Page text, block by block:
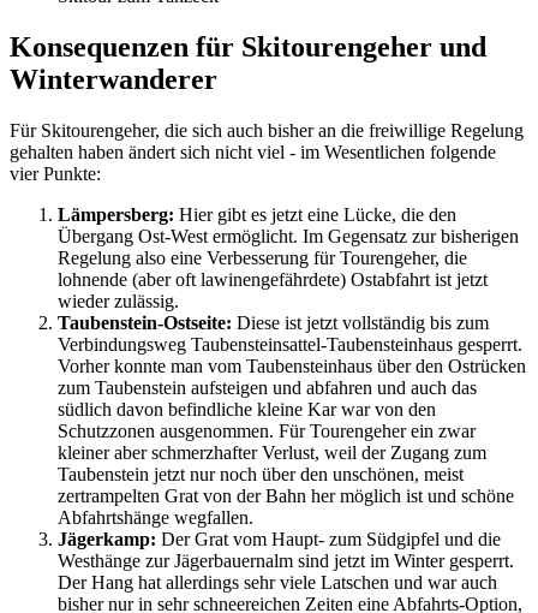
Konsequenzen für Skitourengeher und
Winterwanderer
Für Skitourengeher, die sich auch bisher an die freiwillige Regelung
gehalten haben ändert sich nicht viel - im Wesentlichen folgende
vier Punkte:
Lämpersberg: Hier gibt es jetzt eine Lücke, die den
Übergang Ost-West ermöglicht. Im Gegensatz zur bisherigen
Regelung also eine Verbesserung für Tourengeher, die
lohnende (aber oft lawinengefährdete) Ostabfahrt ist jetzt
wieder zulässig.
Taubenstein-Ostseite: Diese ist jetzt vollständig bis zum
Verbindungsweg Taubensteinsattel-Taubensteinhaus gesperrt.
Vorher konnte man vom Taubensteinhaus über den Ostrücken
zum Taubenstein aufsteigen und abfahren und auch das
südlich davon befindliche kleine Kar war von den
Schutzzonen ausgenommen. Für Tourengeher ein zwar
kleiner aber schmerzhafter Verlust, weil der Zugang zum
Taubenstein jetzt nur noch über den unschönen, meist
zertrampelten Grat von der Bahn her möglich ist und schöne
Abfahrtshänge wegfallen.
Jägerkamp: Der Grat vom Haupt- zum Südgipfel und die
Westhänge zur Jägerbauernalm sind jetzt im Winter gesperrt.
Der Hang hat allerdings sehr viele Latschen und war auch
bisher nur in sehr schneereichen Zeiten eine Abfahrts-Option,